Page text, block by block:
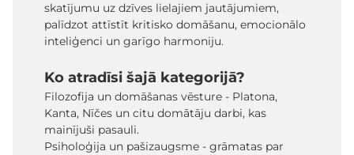
skatījumu uz dzīves lielajiem jautājumiem,
palīdzot attīstīt kritisko domāšanu, emocionālo
inteliģenci un garīgo harmoniju.
Ko atradīsi šajā kategorijā?
Filozofija un domāšanas vēsture - Platona,
Kanta, Nīčes un citu domātāju darbi, kas
mainījuši pasauli.
Psiholoģija un pašizaugsme - grāmatas par